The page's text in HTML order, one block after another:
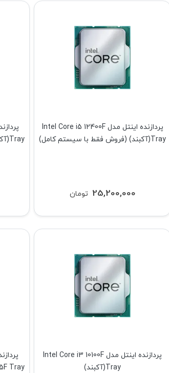
پردازنده اینتل مدل Intel Core i5 12400F
Tray(آکبند) (فروش فقط با سیستم کامل)
تومان 25,200,000
Tray(آکبند) (فروش فقط با سیستم کامل)
پردازنده اینتل مدل Intel Core i3 10100F
Tray(آکبند)